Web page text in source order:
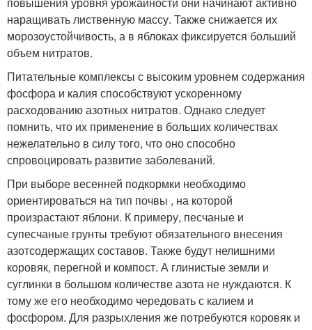
наращивать лиственную массу. Также снижается их
морозоустойчивость, а в яблоках фиксируется больший
объем нитратов.
Питательные комплексы с высоким уровнем содержания
фосфора и калия способствуют ускоренному
расходованию азотных нитратов. Однако следует
помнить, что их применение в больших количествах
нежелательно в силу того, что оно способно
спровоцировать развитие заболеваний.
При выборе весенней подкормки необходимо
ориентироваться на тип почвы , на которой
произрастают яблони. К примеру, песчаные и
супесчаные грунты требуют обязательного внесения
азотсодержащих составов. Также будут нелишними
коровяк, перегной и компост. А глинистые земли и
суглинки в большом количестве азота не нуждаются. К
тому же его необходимо чередовать с калием и
фосфором. Для разрыхления же потребуются коровяк и